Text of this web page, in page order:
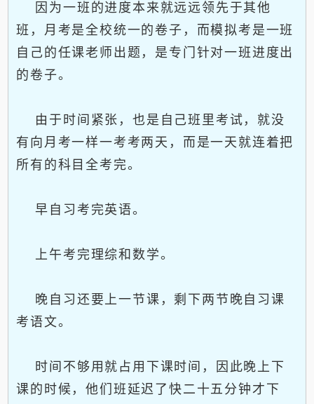
因为一班的进度本来就远远领先于其他
班，月考是全校统一的卷子，而模拟考是一班
自己的任课老师出题，是专门针对一班进度出
的卷子。
由于时间紧张，也是自己班里考试，就没
有向月考一样一考考两天，而是一天就连着把
所有的科目全考完。
早自习考完英语。
上午考完理综和数学。
晚自习还要上一节课，剩下两节晚自习课
考语文。
时间不够用就占用下课时间，因此晚上下
课的时候，他们班延迟了快二十五分钟才下